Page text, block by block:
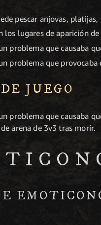
pescar anjovas,
los lugares de aparición
problema que causaba
problema que
JUEGO
problema que causaba
arena de 3v3 tras morir.